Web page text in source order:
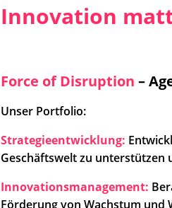
Innovation
Force of Disruption –
Unser Portfolio:
Strategieentwicklung:
Geschäftswelt zu unterstützen
Innovationsmanagement:
Förderung von Wachstum und